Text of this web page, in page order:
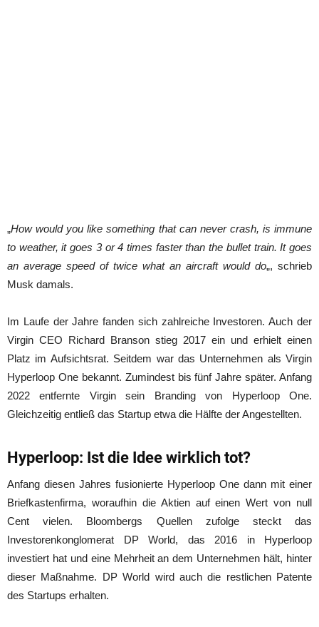
„How would you like something that can never crash, is immune
to weather, it goes 3 or 4 times faster than the bullet train. It goes
an average speed of twice what an aircraft would do„, schrieb
Musk damals.
Im Laufe der Jahre fanden sich zahlreiche Investoren. Auch der
Virgin CEO Richard Branson stieg 2017 ein und erhielt einen
Platz im Aufsichtsrat. Seitdem war das Unternehmen als Virgin
Hyperloop One bekannt. Zumindest bis fünf Jahre später. Anfang
2022 entfernte Virgin sein Branding von Hyperloop One.
Gleichzeitig entließ das Startup etwa die Hälfte der Angestellten.
Hyperloop: Ist die Idee wirklich tot?
Anfang diesen Jahres fusionierte Hyperloop One dann mit einer
Briefkastenfirma, woraufhin die Aktien auf einen Wert von null
Cent vielen. Bloombergs Quellen zufolge steckt das
Investorenkonglomerat DP World, das 2016 in Hyperloop
investiert hat und eine Mehrheit an dem Unternehmen hält, hinter
dieser Maßnahme. DP World wird auch die restlichen Patente
des Startups erhalten.